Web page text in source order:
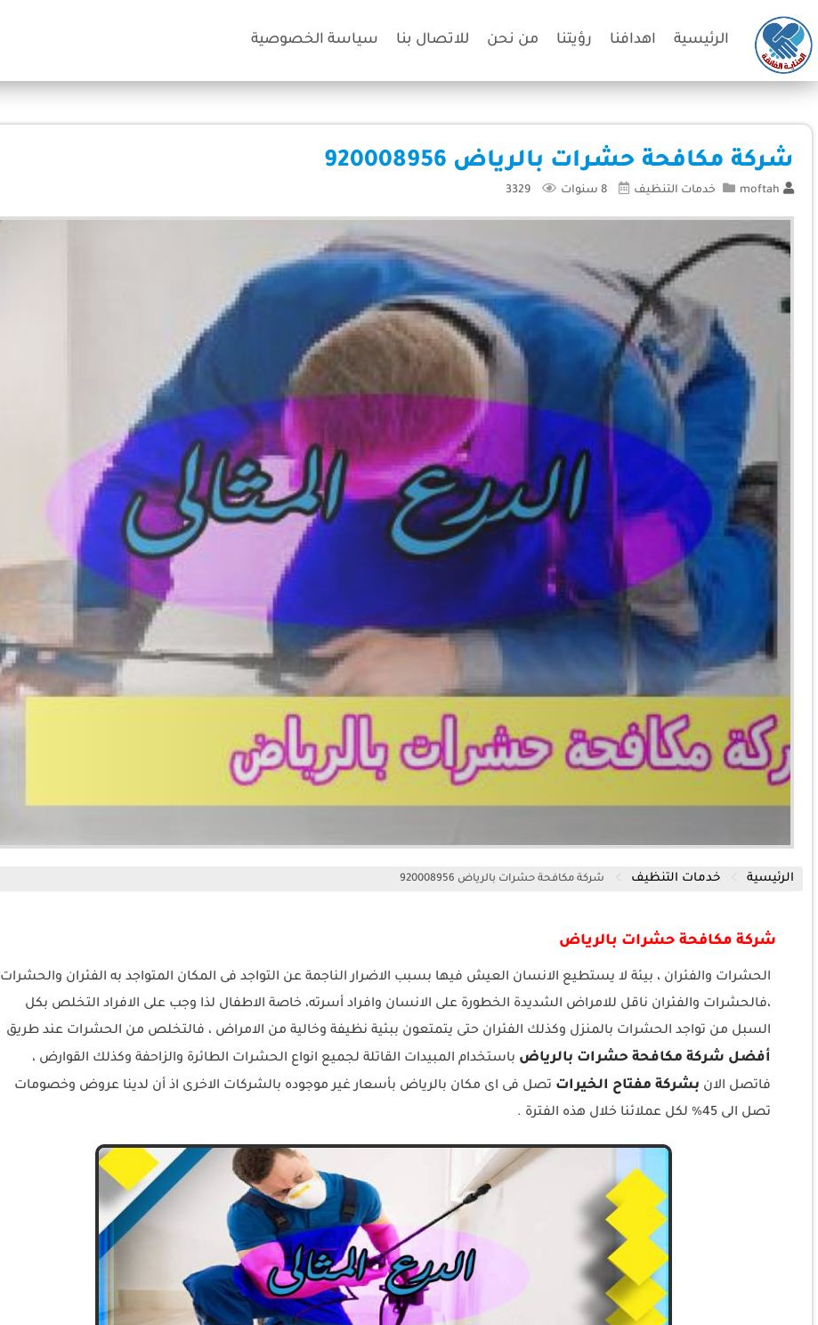
الرئيسية اهدافنا رؤيتنا من نحن للاتصال بنا سياسة الخصوصية
شركة مكافحة حشرات بالرياض 920008956
moftah خدمات التنظيف
الرئيسية خدمات التنظيف شركة مكافحة حشرات بالرياض 920008956
شركة مكافحة حشرات بالرياض
الحشرات والفئران ، بيئة لا يستطيع الانسان العيش فيها بسبب الاضرار الناجمة عن التواجد فى المكان المتواجد به الفئران والحشرات
،فالحشرات والفئران ناقل للامراض الشديدة الخطورة على الانسان وافراد أسرته، خاصة الاطفال لذا وجب على الافراد التخلص بكل
السبل من تواجد الحشرات بالمنزل وكذلك الفئران حتى يتمتعون ببئية نظيفة وخالية من الامراض ، فالتخلص من الحشرات عند طريق
أفضل شركة مكافحة حشرات بالرياض باستخدام المبيدات القاتلة لجميع انواع الحشرات الطائرة والزاحفة وكذلك القوارض ،
فاتصل الان بشركة مفتاح الخيرات تصل فى اى مكان بالرياض بأسعار غير موجوده بالشركات الاخرى اذ أن لدينا عروض وخصومات
تصل الى 45% لكل عملائنا خلال هذه الفترة .